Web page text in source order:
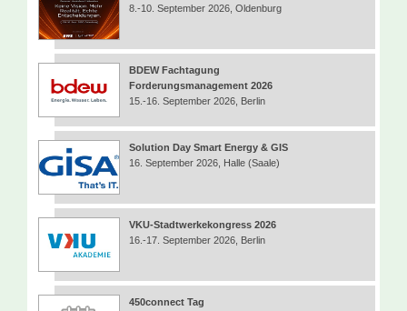
8.-10. September 2026, Oldenburg
BDEW Fachtagung
Forderungsmanagement 2026
15.-16. September 2026, Berlin
Solution Day Smart Energy & GIS
16. September 2026, Halle (Saale)
VKU-Stadtwerkekongress 2026
16.-17. September 2026, Berlin
450connect Tag